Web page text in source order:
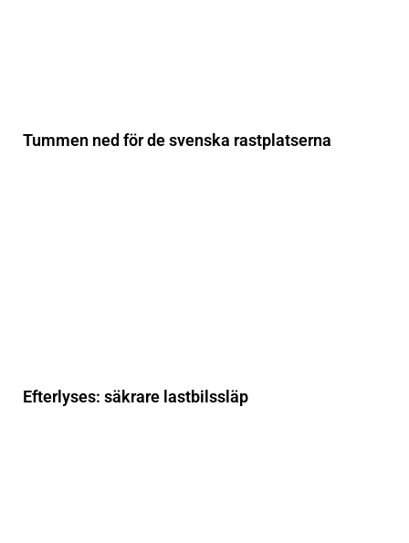
Tummen ned för de svenska rastplatserna
Efterlyses: säkrare lastbilssläp